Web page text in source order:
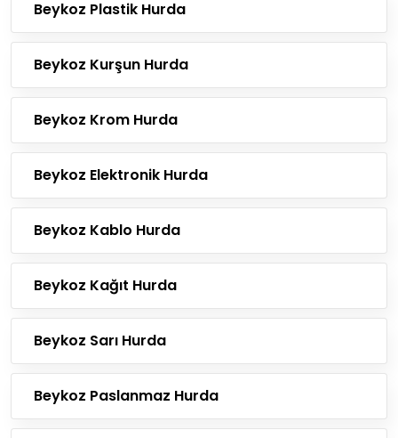
Beykoz Plastik Hurda
Beykoz Kurşun Hurda
Beykoz Krom Hurda
Beykoz Elektronik Hurda
Beykoz Kablo Hurda
Beykoz Kağıt Hurda
Beykoz Sarı Hurda
Beykoz Paslanmaz Hurda